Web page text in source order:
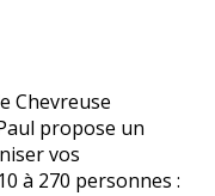
Chevreuse
propose un
vos
à 270 personnes :